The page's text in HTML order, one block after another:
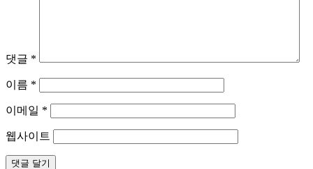
댓글 *
이름 *
이메일 *
웹사이트